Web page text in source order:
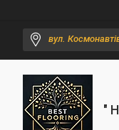
вул.
"